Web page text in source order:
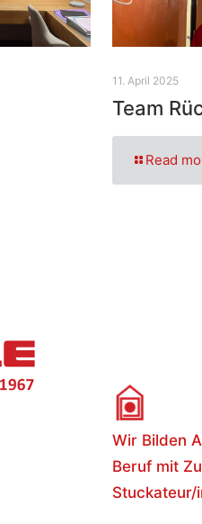
11. April 2025
Team
Read
Wir Bilden
Beruf mit
Stuckateur/